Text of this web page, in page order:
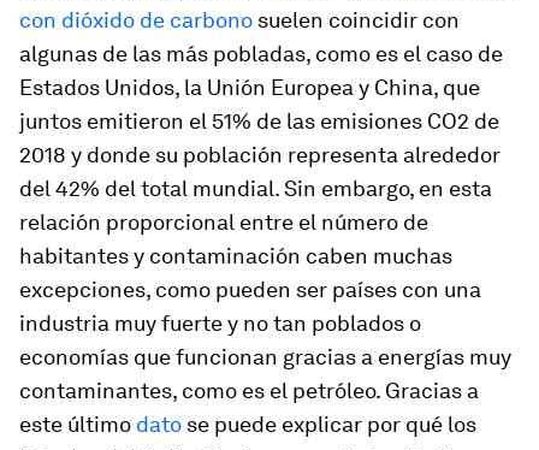
con dióxido de carbono suelen coincidir con
algunas de las más pobladas, como es el caso de
Estados Unidos, la Unión Europea y China, que
juntos emitieron el 51% de las emisiones CO2 de
2018 y donde su población representa alrededor
del 42% del total mundial. Sin embargo, en esta
relación proporcional entre el número de
habitantes y contaminación caben muchas
excepciones, como pueden ser países con una
industria muy fuerte y no tan poblados o
economías que funcionan gracias a energías muy
contaminantes, como es el petróleo. Gracias a
este último dato se puede explicar por qué los